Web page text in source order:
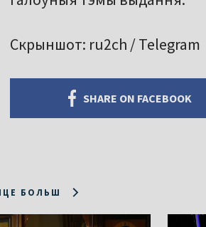
Скрыншот: ru2ch / Telegram
SHARE ON FACEBOOK
БОЛЬШ